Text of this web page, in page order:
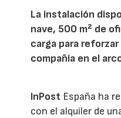
La instalación
nave, 500 m² de
carga para
compañía en el
InPost España ha
con el alquiler de